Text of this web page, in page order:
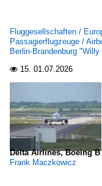
Fluggesellschaften /
Passagierflugzeuge /
Berlin-Brandenburg
 15. 01.07.2026
Delta Airlines, Boeing B
Frank Maczkowicz